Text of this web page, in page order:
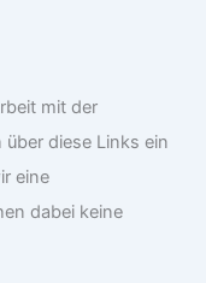
mit der
diese Links ein
eine
dabei keine